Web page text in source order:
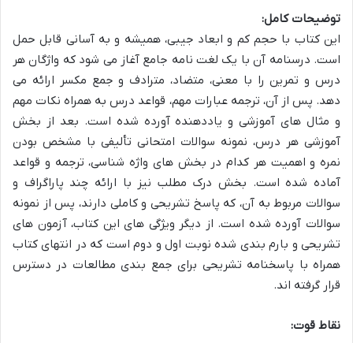
توضیحات کامل:
این کتاب با حجم کم و ابعاد جیبی، همیشه و به آسانی قابل حمل
است. درسنامه آن با یک لغت نامه جامع آغاز می شود که واژگان هر
درس و تمرین را با معنی، متضاد، مترادف و جمع مکسر ارائه می
دهد. پس از آن، ترجمه عبارات مهم، قواعد درس به همراه نکات مهم
و مثال های آموزشی و یاددهنده آورده شده است. بعد از بخش
آموزشی هر درس، نمونه سوالات امتحانی تألیفی با مشخص بودن
نمره و اهمیت هر کدام در بخش های واژه شناسی، ترجمه و قواعد
آماده شده است. بخش درک مطلب نیز با ارائه چند پاراگراف و
سوالات مربوط به آن، که پاسخ تشریحی و کاملی دارند، پس از نمونه
سوالات آورده شده است. از دیگر ویژگی های این کتاب، آزمون های
تشریحی و بارم بندی شده نوبت اول و دوم است که در انتهای کتاب
همراه با پاسخنامه تشریحی برای جمع بندی مطالعات در دسترس
قرار گرفته اند.
نقاط قوت: